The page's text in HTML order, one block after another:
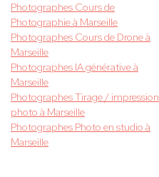
Photographes Cours de
Photographie à Marseille
Photographes Cours de Drone à
Marseille
Photographes IA générative à
Marseille
Photographes Tirage / impression
photo à Marseille
Photographes Photo en studio à
Marseille